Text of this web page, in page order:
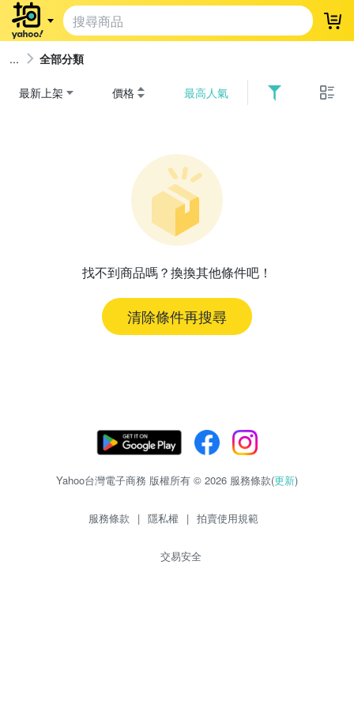
登
全部分類
最新上架 價格 最高人氣
找不到商品嗎？換換其他條件吧！
清除條件再搜尋
Yahoo台灣電子商務 版權所有 © 2026 服務條款(更新)
服務條款 | 隱私權 | 拍賣使用規範
交易安全